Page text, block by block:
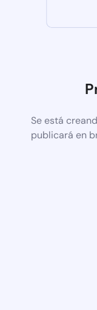
Se está
publicará en